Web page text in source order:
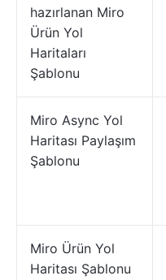
hazırlanan Miro
Ürün Yol
Haritaları
Şablonu
Miro Async Yol
Haritası Paylaşım
Şablonu
Miro Ürün Yol
Haritası Şablonu